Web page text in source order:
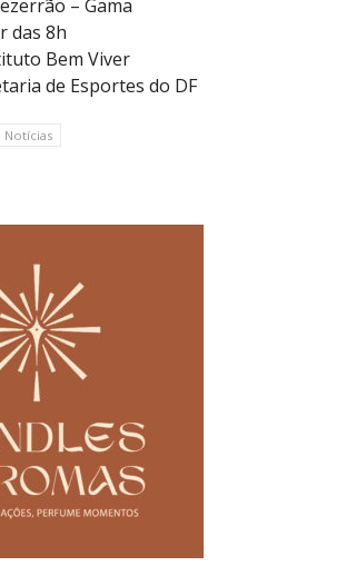
– Gama
das 8h
Bem Viver
de Esportes do DF
Notícias